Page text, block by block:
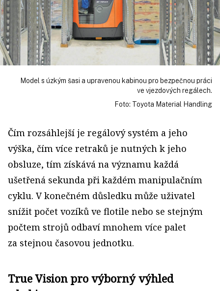
Model s úzkým šasi a upravenou kabinou pro bezpečnou práci
ve vjezdových regálech.
Foto: Toyota Material Handling
Čím rozsáhlejší je regálový systém a jeho
výška, čím více retraků je nutných k jeho
obsluze, tím získává na významu každá
ušetřená sekunda při každém manipulačním
cyklu. V konečném důsledku může uživatel
snížit počet vozíků ve flotile nebo se stejným
počtem strojů odbaví mnohem více palet
za stejnou časovou jednotku.
True Vision pro výborný výhled